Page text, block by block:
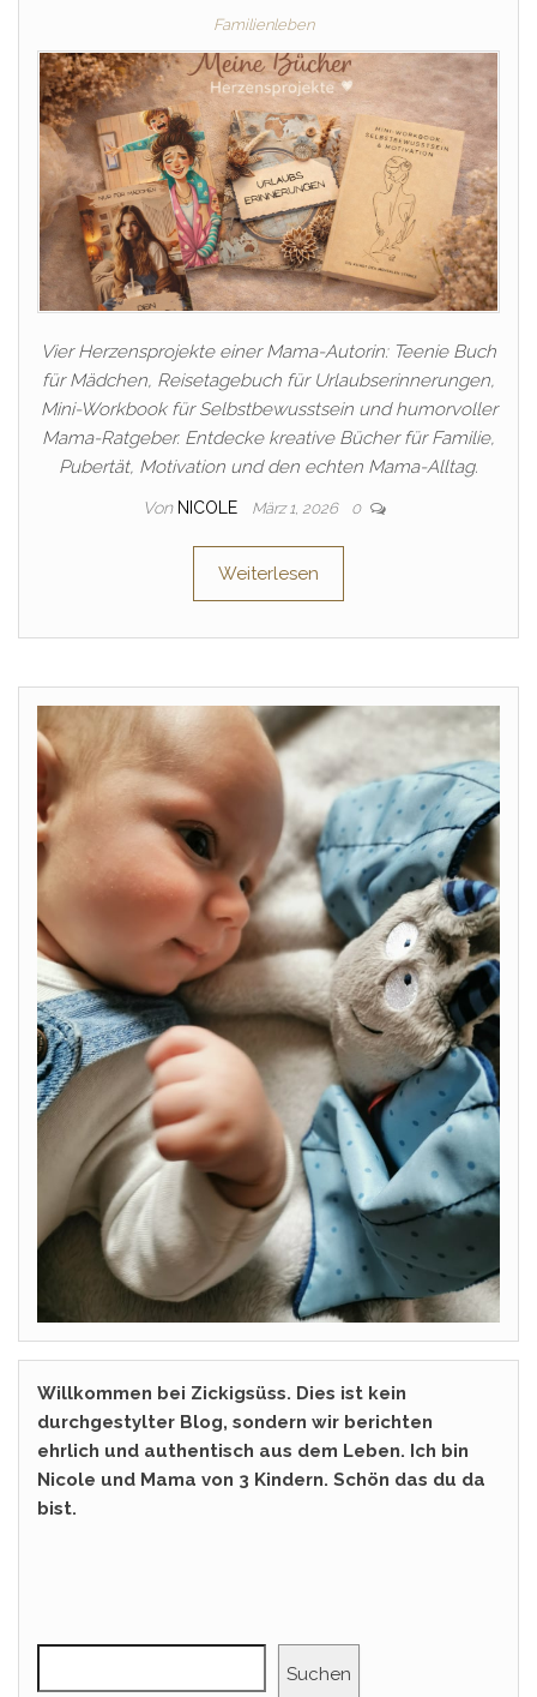
Familienleben
Vier Herzensprojekte einer Mama-Autorin: Teenie Buch
für Mädchen, Reisetagebuch für Urlaubserinnerungen,
Mini-Workbook für Selbstbewusstsein und humorvoller
Mama-Ratgeber. Entdecke kreative Bücher für Familie,
Pubertät, Motivation und den echten Mama-Alltag.
Von NICOLE März 1, 2026 0
Weiterlesen
Willkommen bei Zickigsüss. Dies ist kein
durchgestylter Blog, sondern wir berichten
ehrlich und authentisch aus dem Leben. Ich bin
Nicole und Mama von 3 Kindern. Schön das du da
bist.
Suchen